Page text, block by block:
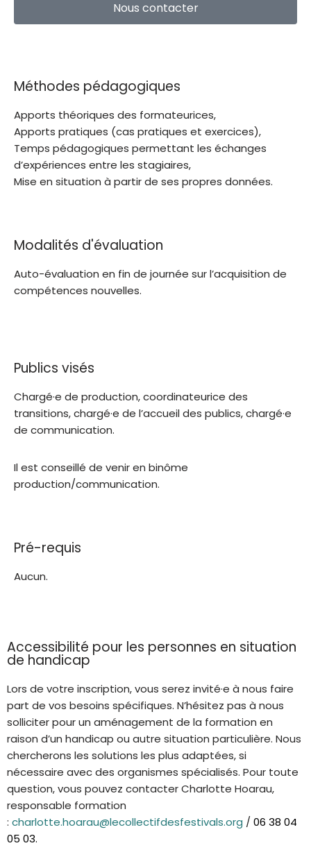
Nous contacter
Méthodes pédagogiques
Apports théoriques des formateurices,
Apports pratiques (cas pratiques et exercices),
Temps pédagogiques permettant les échanges
d’expériences entre les stagiaires,
Mise en situation à partir de ses propres données.
Modalités d'évaluation
Auto-évaluation en fin de journée sur l’acquisition de
compétences nouvelles.
Publics visés
Chargé·e de production, coordinateurice des
transitions, chargé·e de l’accueil des publics, chargé·e
de communication.
Il est conseillé de venir en binôme
production/communication.
Pré-requis
Aucun.
Accessibilité pour les personnes en situation
de handicap
Lors de votre inscription, vous serez invité·e à nous faire
part de vos besoins spécifiques. N’hésitez pas à nous
solliciter pour un aménagement de la formation en
raison d’un handicap ou autre situation particulière. Nous
chercherons les solutions les plus adaptées, si
nécessaire avec des organismes spécialisés. Pour toute
question, vous pouvez contacter Charlotte Hoarau,
responsable formation
: charlotte.hoarau@lecollectifdesfestivals.org / 06 38 04
05 03.